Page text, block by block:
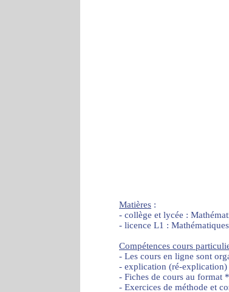
Matières :
- collège et lycée :
- licence L1 :
Compétences cours
- Les cours en ligne sont
- explication (ré-
- Fiches de cours au format
- Exercices de méthode et